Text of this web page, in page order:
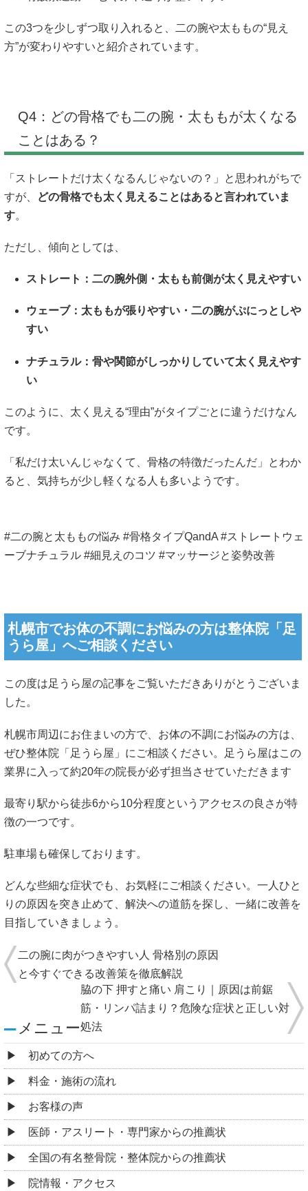
この3つを少しずつ取り入れると、二の腕や太ももの“見え
方”が変わりやすいと紹介されています。
Q4：どの骨格でも二の腕・太ももが太くなる
ことはある？
「ストレートだけ太くなるんじゃないの？」と思われがちで
すが、
どの骨格でも太く見えることはあると言われていま
す。
ただし、傾向としては、
ストレート：二の腕外側・太もも前側が太く見えやすい
ウェーブ：太ももが張りやすい・二の腕がぷにっとしや
すい
ナチュラル：骨や関節がしっかりしていて太く見えやす
い
このように、太く見える“理由”がタイプごとに違うだけなん
です。
「私だけ太いんじゃなくて、骨格の特徴だったんだ」とわか
ると、気持ちが少し軽くなる人も多いようです。
#二の腕と太ももの悩み #骨格タイプQandA #ストレートウェ
ーブナチュラル #細見えのコツ #マッサージと姿勢改善
札幌市でお体の不調にお悩みの方は整体院「足
うら屋」へご相談ください
この度は足うら屋の記事をご覧いただきありがとうございま
した。
札幌市周辺にお住まいの方で、お体の不調にお悩みの方は、
ぜひ整体院「足うら屋」にご相談ください。足うら屋はこの
業界に入って約20年の院長が必ず担当させていただきます
最寄り駅から徒歩6から10分程度というアクセスの良さが特
徴の一つです。
駐車場も確保しております。
どんな些細な症状でも、お気軽にご相談ください。一人ひと
りの原因を突き止めて、解決への道筋を探し、一緒に改善を
目指していきましょう。
二の腕に肉がつきやすい人 骨格別の原因
と今すぐできる改善策を徹底解説
脇の下 押すと痛い 肩こり｜原因は前鋸
筋・リンパ詰まり？危険な症状と正しい対
処法
メニュー
初めての方へ
料金・施術の流れ
お客様の声
医師・アスリート・専門家からの推薦状
全国の有名整骨院・整体院からの推薦状
院情報・アクセス